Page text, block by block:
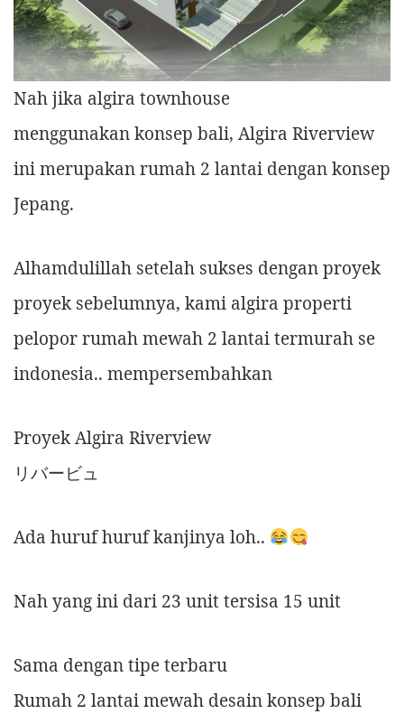
Nah jika algira townhouse
menggunakan konsep bali, Algira Riverview
ini merupakan rumah 2 lantai dengan konsep
Jepang.
Alhamdulillah setelah sukses dengan proyek
proyek sebelumnya, kami algira properti
pelopor rumah mewah 2 lantai termurah se
indonesia.. mempersembahkan
Proyek Algira Riverview
リバービュ
Ada huruf huruf kanjinya loh..
Nah yang ini dari 23 unit tersisa 15 unit
Sama dengan tipe terbaru
Rumah 2 lantai mewah desain konsep bali